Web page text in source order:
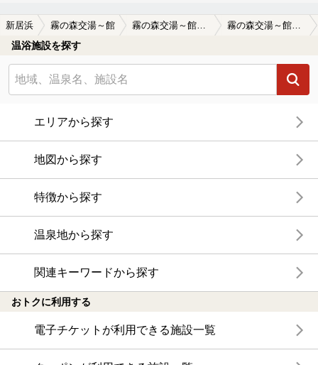
新居浜 霧の森交湯～館
温浴施設を探す
エリアから探す
地図から探す
特徴から探す
温泉地から探す
関連キーワードから探す
おトクに利用する
電子チケットが利用できる施設一覧